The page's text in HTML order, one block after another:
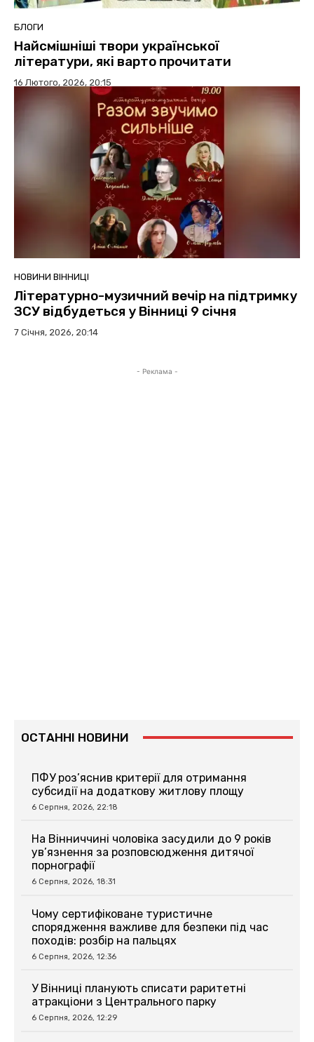
БЛОГИ
Найсмішніші твори української
літератури, які варто прочитати
16 Лютого, 2026, 20:15
НОВИНИ ВІННИЦІ
Літературно-музичний вечір на підтримку
ЗСУ відбудеться у Вінниці 9 січня
7 Січня, 2026, 20:14
- Реклама -
ОСТАННІ НОВИНИ
ПФУ роз’яснив критерії для отримання
субсидії на додаткову житлову площу
6 Серпня, 2026, 22:18
На Вінниччині чоловіка засудили до 9 років
ув’язнення за розповсюдження дитячої
порнографії
6 Серпня, 2026, 18:31
Чому сертифіковане туристичне
спорядження важливе для безпеки під час
походів: розбір на пальцях
6 Серпня, 2026, 12:36
У Вінниці планують списати раритетні
атракціони з Центрального парку
6 Серпня, 2026, 12:29